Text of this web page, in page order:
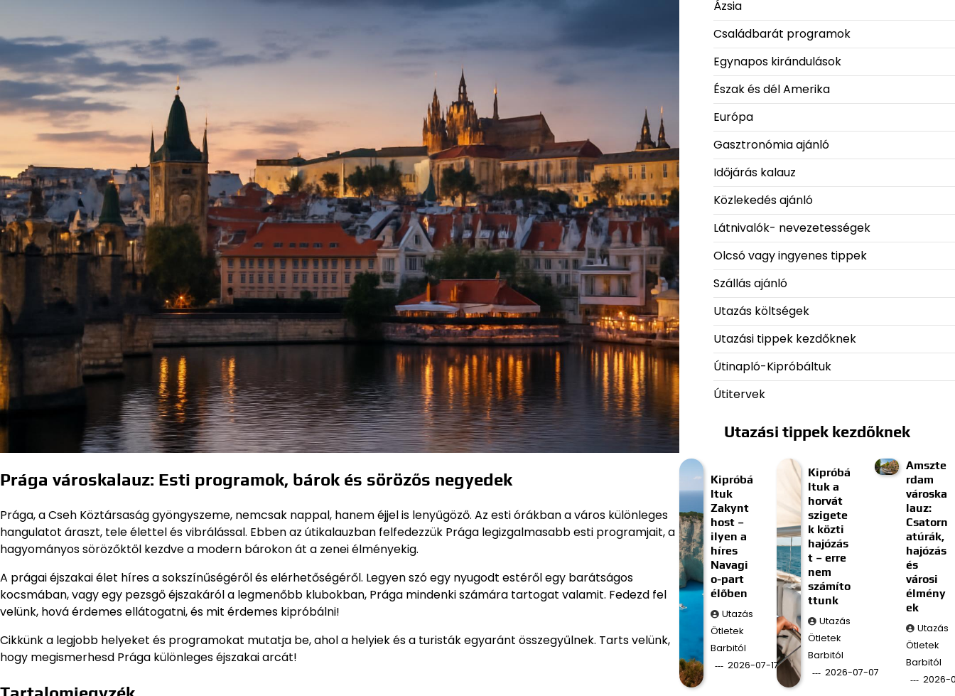
Prága városkalauz: Esti programok, bárok és sörözős negyedek
Prága, a Cseh Köztársaság gyöngyszeme, nemcsak nappal, hanem éjjel is lenyűgöző. Az esti órákban a város különleges
hangulatot áraszt, tele élettel és vibrálással. Ebben az útikalauzban felfedezzük Prága legizgalmasabb esti programjait, a
hagyományos sörözőktől kezdve a modern bárokon át a zenei élményekig.
A prágai éjszakai élet híres a sokszínűségéről és elérhetőségéről. Legyen szó egy nyugodt estéről egy barátságos
kocsmában, vagy egy pezsgő éjszakáról a legmenőbb klubokban, Prága mindenki számára tartogat valamit. Fedezd fel
velünk, hová érdemes ellátogatni, és mit érdemes kipróbálni!
Cikkünk a legjobb helyeket és programokat mutatja be, ahol a helyiek és a turisták egyaránt összegyűlnek. Tarts velünk,
hogy megismerhesd Prága különleges éjszakai arcát!
Ázsia
Családbarát programok
Egynapos kirándulások
Észak és dél Amerika
Európa
Gasztronómia ajánló
Időjárás kalauz
Közlekedés ajánló
Látnivalók- nevezetességek
Olcsó vagy ingyenes tippek
Szállás ajánló
Utazás költségek
Utazási tippek kezdőknek
Útinapló-Kipróbáltuk
Útitervek
Utazási tippek kezdőknek
Kipróbá
ltuk
Zakynt
host –
ilyen a
híres
Navagi
o-part
élőben
Utazás
Ötletek
Barbitól
2026-07-17
Kipróbá
ltuk a
horvát
szigete
k közti
hajózás
t – erre
nem
számíto
ttunk
Utazás
Ötletek
Barbitól
2026-07-07
Amszte
rdam
városka
lauz:
Csatorn
atúrák,
hajózás
és
városi
élmény
ek
Utazás
Ötletek
Barbitól
2026-